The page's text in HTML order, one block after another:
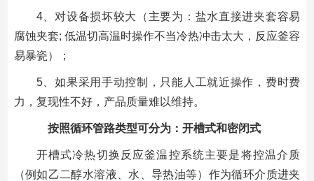
4、对设备损坏较大（主要为：盐水直接进夹套容易
腐蚀夹套; 低温切高温时操作不当冷热冲击太大，反应釜容
易暴瓷）；
5、如果采用手动控制，只能人工就近操作，费时费
力，复现性不好，产品质量难以维持。
按照循环管路类型可分为：开槽式和密闭式
开槽式冷热切换反应釜温控系统主要是将控温介质
（例如乙二醇水溶液、水、导热油等）作为循环介质进夹